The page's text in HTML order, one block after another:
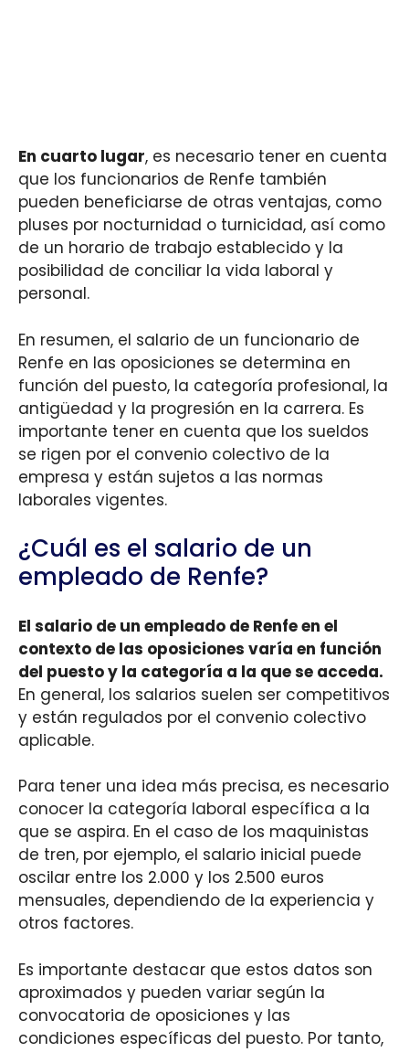
En cuarto lugar, es necesario tener en cuenta
que los funcionarios de Renfe también
pueden beneficiarse de otras ventajas, como
pluses por nocturnidad o turnicidad, así como
de un horario de trabajo establecido y la
posibilidad de conciliar la vida laboral y
personal.
En resumen, el salario de un funcionario de
Renfe en las oposiciones se determina en
función del puesto, la categoría profesional, la
antigüedad y la progresión en la carrera. Es
importante tener en cuenta que los sueldos
se rigen por el convenio colectivo de la
empresa y están sujetos a las normas
laborales vigentes.
¿Cuál es el salario de un
empleado de Renfe?
El salario de un empleado de Renfe en el
contexto de las oposiciones varía en función
del puesto y la categoría a la que se acceda.
En general, los salarios suelen ser competitivos
y están regulados por el convenio colectivo
aplicable.
Para tener una idea más precisa, es necesario
conocer la categoría laboral específica a la
que se aspira. En el caso de los maquinistas
de tren, por ejemplo, el salario inicial puede
oscilar entre los 2.000 y los 2.500 euros
mensuales, dependiendo de la experiencia y
otros factores.
Es importante destacar que estos datos son
aproximados y pueden variar según la
convocatoria de oposiciones y las
condiciones específicas del puesto. Por tanto,